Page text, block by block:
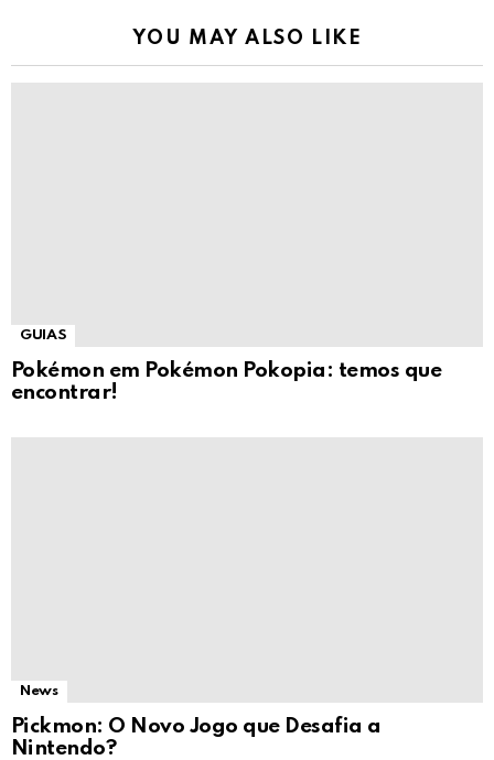
YOU MAY ALSO LIKE
GUIAS
Pokémon em Pokémon Pokopia: temos que
encontrar!
News
Pickmon: O Novo Jogo que Desafia a
Nintendo?